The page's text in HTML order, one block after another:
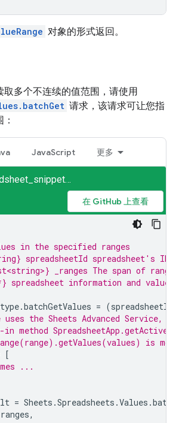
对象的形式返回。
取多个不连续的值范围，请使用
请求，该请求可让您指
JavaScript 更多
sheets/api/spreadsheet_snippets.gs
在 GitHub 上查看
in the specified ranges
spreadsheetId spreadsheet's ID
_ranges The span of
spreadsheet information and values
.batchGetValues = (spreadsheetId
the Sheets Advanced Service,
method
is
[
...
= Sheets .Spreadsheets .Values .
ranges,